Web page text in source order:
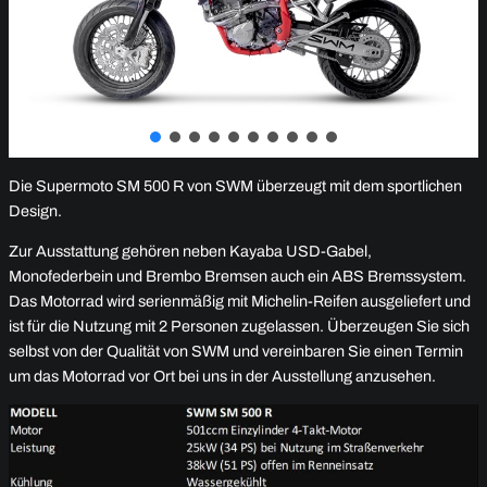
Die Supermoto SM 500 R von SWM überzeugt mit dem sportlichen
Design.
Zur Ausstattung gehören neben Kayaba USD-Gabel,
Monofederbein und Brembo Bremsen auch ein ABS Bremssystem.
Das Motorrad wird serienmäßig mit Michelin-Reifen ausgeliefert und
ist für die Nutzung mit 2 Personen zugelassen. Überzeugen Sie sich
selbst von der Qualität von SWM und vereinbaren Sie einen Termin
um das Motorrad vor Ort bei uns in der Ausstellung anzusehen.